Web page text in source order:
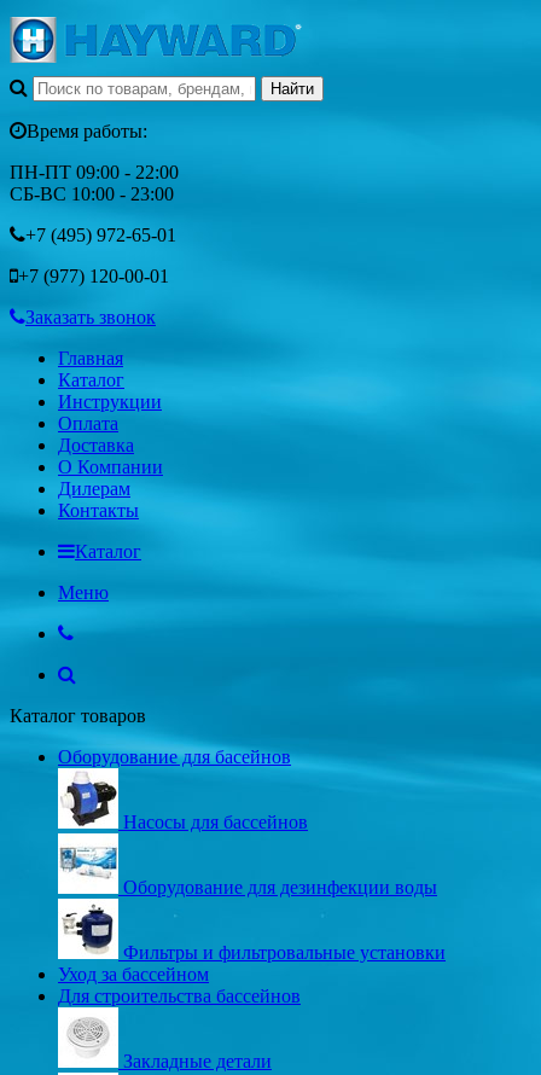
Время работы:
ПН-ПТ 09:00 - 22:00
СБ-ВС 10:00 - 23:00
+7 (495) 972-65-01
+7 (977) 120-00-01
Заказать звонок
Главная
Каталог
Инструкции
Оплата
Доставка
О Компании
Дилерам
Контакты
Каталог
Меню
Каталог товаров
Оборудование для басейнов
Насосы для бассейнов
Оборудование для дезинфекции воды
Фильтры и фильтровальные установки
Уход за бассейном
Для строительства бассейнов
Закладные детали